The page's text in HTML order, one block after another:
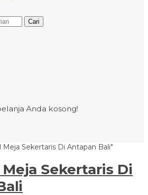
Cari
Anda kosong!
Meja Sekertaris Di Antapan Bali"
Sekertaris Di